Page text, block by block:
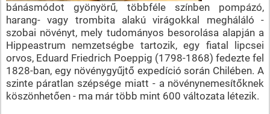
bánásmódot gyönyörű, többféle színben pompázó,
harang- vagy trombita alakú virágokkal megháláló -
szobai növényt, mely tudományos besorolása alapján a
Hippeastrum nemzetségbe tartozik, egy fiatal lipcsei
orvos, Eduard Friedrich Poeppig (1798-1868) fedezte fel
1828-ban, egy növénygyűjtő expedíció során Chilében. A
szinte páratlan szépsége miatt - a növénynemesítőknek
köszönhetően - ma már több mint 600 változata létezik.